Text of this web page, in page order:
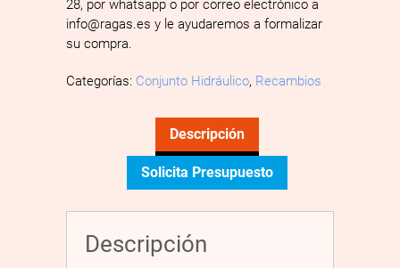
28, por whatsapp o por correo electrónico a
info@ragas.es y le ayudaremos a formalizar
su compra.
Categorías: Conjunto Hidráulico, Recambios
Descripción
Solicita Presupuesto
Descripción